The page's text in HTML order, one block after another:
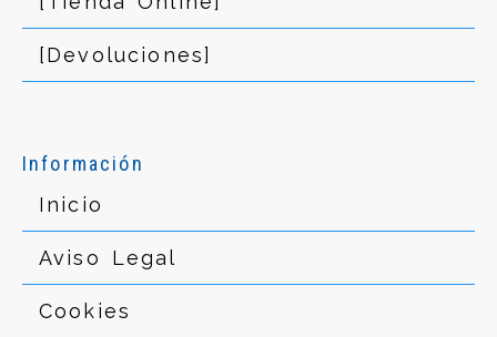
[Devoluciones]
Información
Inicio
Aviso Legal
Cookies